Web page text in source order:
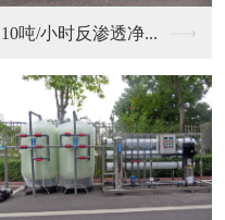
10吨/小时反渗透净...